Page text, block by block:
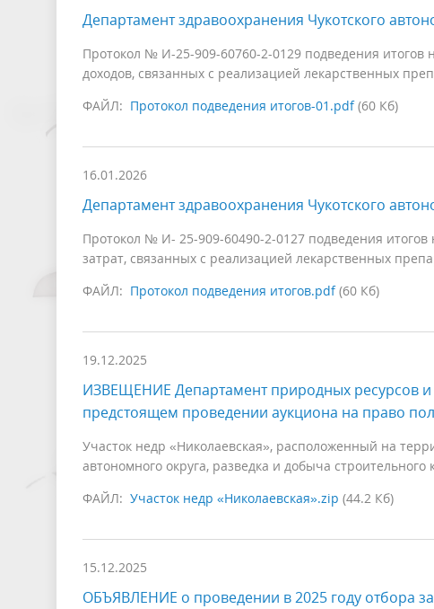
Департамент здравоохранения Чукотского
Протокол № И-25-909-60760-2-0129 подведения
доходов, связанных с реализацией лекарственных
ФАЙЛ: Протокол подведения итогов-01.pdf(60 Кб)
16.01.2026
Департамент здравоохранения Чукотского
Протокол № И- 25-909-60490-2-0127 подведения
затрат, связанных с реализацией лекарственных
ФАЙЛ: Протокол подведения итогов.pdf(60 Кб)
19.12.2025
ИЗВЕЩЕНИЕ Департамент природных ресурсов и
предстоящем проведении аукциона на право
Участок недр «Николаевская», расположенный на
автономного округа, разведка и добыча строительного
ФАЙЛ: Участок недр «Николаевская».zip (44.2 Кб)
15.12.2025
ОБЪЯВЛЕНИЕ о проведении в 2025 году отбора